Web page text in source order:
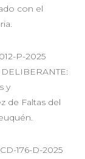
con el
P-2025
y
de Faltas del
176-D-2025